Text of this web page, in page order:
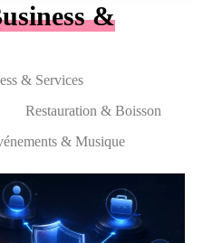
&
& Services
Restauration & Boisson
& Musique